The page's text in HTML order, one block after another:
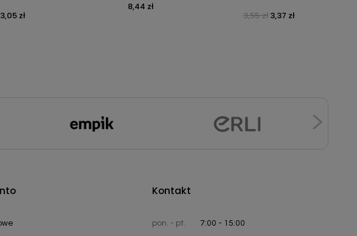
Cena
3,05 zł
Cena
8,44 zł
Cena podstawowa
3,55 zł Cena
3,37 zł
Kontakt
pon. - pt. 7:00 - 15:00